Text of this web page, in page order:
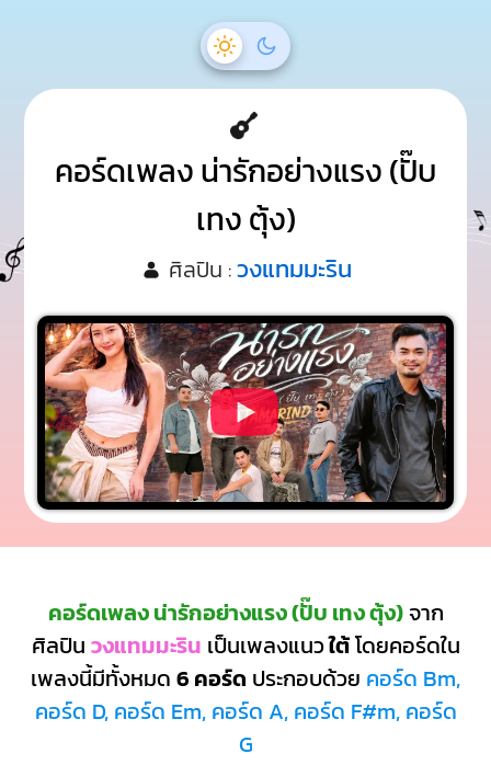
คอร์ดเพลง น่ารักอย่างแรง (ปั๊บ
เทง ตุ้ง)
ศิลปิน :วงแทมมะริน
คอร์ดเพลง น่ารักอย่างแรง (ปั๊บ เทง ตุ้ง)จาก
ศิลปิน วงแทมมะริน เป็นเพลงแนวใต้โดยคอร์ดใน
เพลงนี้มีทั้งหมด 6 คอร์ด ประกอบด้วย คอร์ด Bm,
คอร์ด D, คอร์ด Em, คอร์ด A, คอร์ด F#m, คอร์ด
G